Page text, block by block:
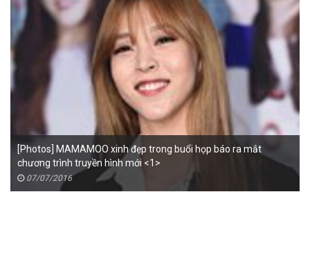
[Photos] MAMAMOO xinh đẹp trong buổi họp báo ra mắt
chương trình truyền hình mới <1>
07/07/2016